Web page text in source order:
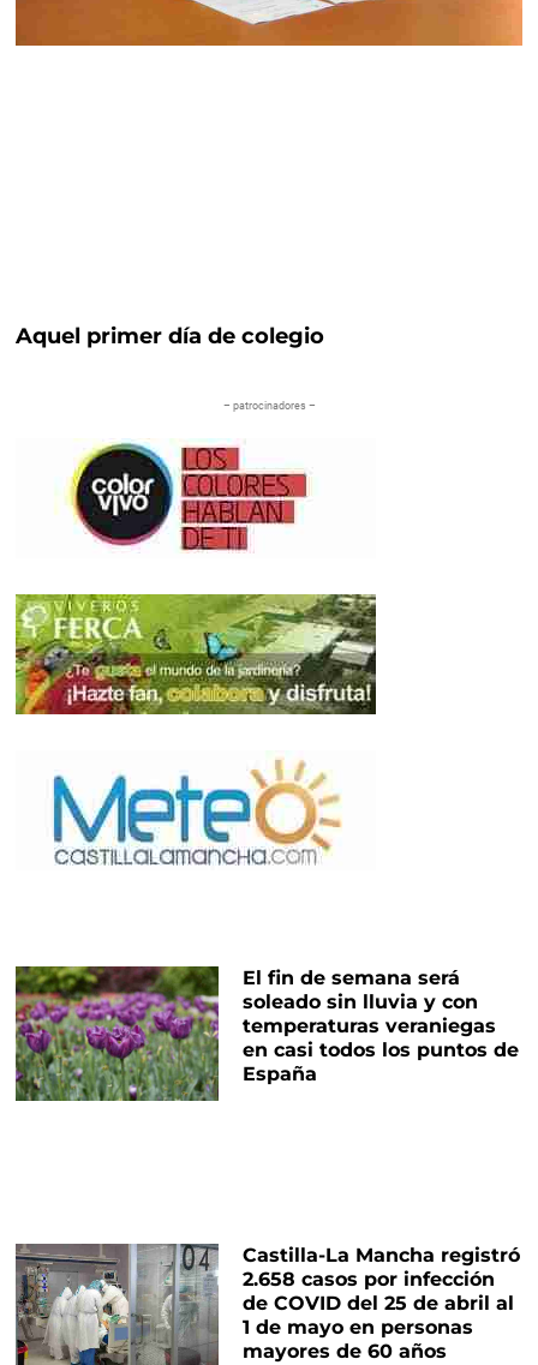
Aquel primer día de colegio
– patrocinadores –
El fin de semana será
soleado sin lluvia y con
temperaturas veraniegas
en casi todos los puntos de
España
Castilla-La Mancha registró
2.658 casos por infección
de COVID del 25 de abril al
1 de mayo en personas
mayores de 60 años